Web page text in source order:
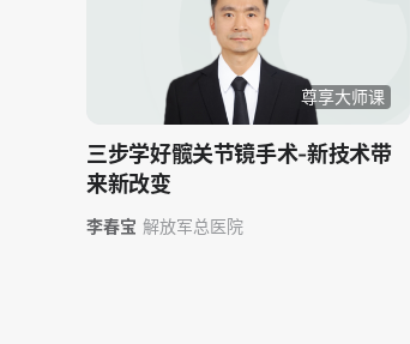
尊享大师课
三步学好髋关节镜手术-新技术带
来新改变
李春宝 解放军总医院